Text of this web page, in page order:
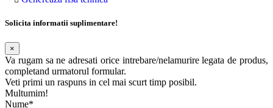
Solicita informatii suplimentare!
×
Va rugam sa ne adresati orice intrebare/nelamurire legata de produs,
completand urmatorul formular.
Veti primi un raspuns in cel mai scurt timp posibil.
Multumim!
Nume*